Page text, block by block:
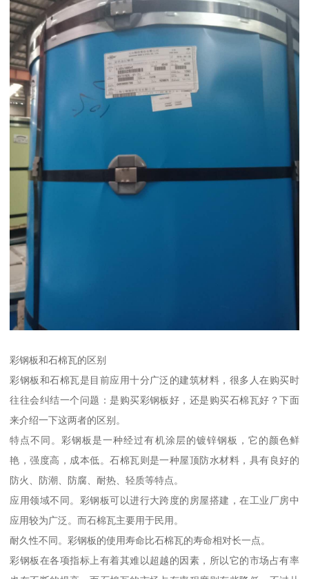
彩钢板和石棉瓦的区别
彩钢板和石棉瓦是目前应用十分广泛的建筑材料，很多人在购买时
往往会纠结一个问题：是购买彩钢板好，还是购买石棉瓦好？下面
来介绍一下这两者的区别。
特点不同。彩钢板是一种经过有机涂层的镀锌钢板，它的颜色鲜
艳，强度高，成本低。石棉瓦则是一种屋顶防水材料，具有良好的
防火、防潮、防腐、耐热、轻质等特点。
应用领域不同。彩钢板可以进行大跨度的房屋搭建，在工业厂房中
应用较为广泛。而石棉瓦主要用于民用。
耐久性不同。彩钢板的使用寿命比石棉瓦的寿命相对长一点。
彩钢板在各项指标上有着其难以超越的因素，所以它的市场占有率